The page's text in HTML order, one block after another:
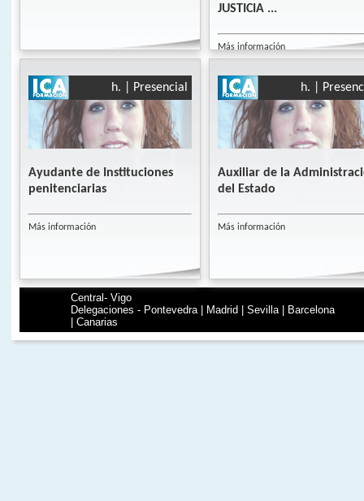
JUSTICIA ...
Más información
h. | Presencial
Ayudante de Instituciones
penitenciarias
Más información
h. |
Auxiliar de la
del Estado
Más información
Central- Vigo
Delegaciones - Pontevedra | Madrid | Sevilla | Barcelona
| Canarias